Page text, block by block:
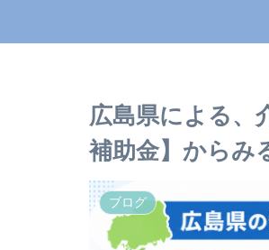
広島県による、
補助金】からみ
ブログ